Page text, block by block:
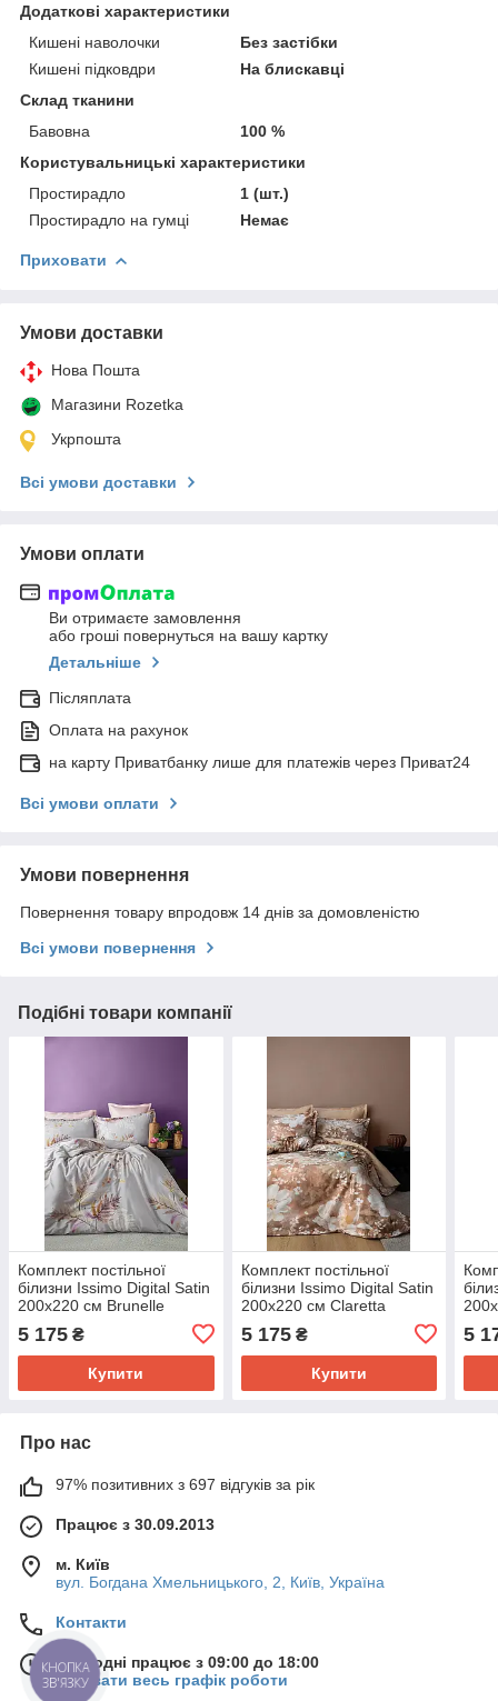
Додаткові характеристики
Кишені наволочки
Без застібки
Кишені підковдри
На блискавці
Склад тканини
Бавовна
100 %
Користувальницькі характеристики
Простирадло
1 (шт.)
Простирадло на гумці
Немає
Приховати
Умови доставки
Нова Пошта
Магазини Rozetka
Укрпошта
Всі умови доставки
Умови оплати
Ви отримаєте замовлення
або гроші повернуться на вашу картку
Детальніше
Післяплата
Оплата на рахунок
на карту Приватбанку лише для платежів через Приват24
Всі умови оплати
Умови повернення
Повернення товару впродовж 14 днів за домовленістю
Всі умови повернення
Подібні товари компанії
Комплект постільної
білизни Issimo Digital Satin
200х220 см Brunelle
5 175 ₴
Купити
Комплект постільної
білизни Issimo Digital Satin
200х220 см Claretta
5 175₴
Купити
5
Про нас
97% позитивних з 697 відгуків за рік
Працює з 30.09.2013
м. Київ
вул. Богдана Хмельницького, 2, Київ, Україна
Контакти
Сьогодні працює з 09:00 до 18:00
Показати весь графік роботи
КНОПКА
ЗВ'ЯЗКУ